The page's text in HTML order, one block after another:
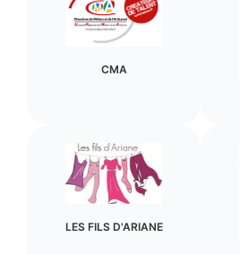
CMA
LES FILS D'ARIANE